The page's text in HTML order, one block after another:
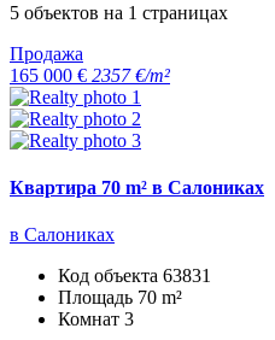
5 объектов на 1 страницах
Продажа
165 000 € 2357 €/m²
Квартира 70 m² в Салониках
в Салониках
Код объекта 63831
Площадь 70 m²
Комнат 3